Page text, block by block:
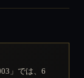
」では、6